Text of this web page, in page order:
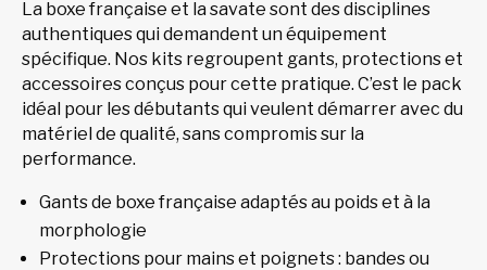
La boxe française et la savate sont des disciplines
authentiques qui demandent un équipement
spécifique. Nos kits regroupent gants, protections et
accessoires conçus pour cette pratique. C’est le pack
idéal pour les débutants qui veulent démarrer avec du
matériel de qualité, sans compromis sur la
performance.
Gants de boxe française adaptés au poids et à la
morphologie
Protections pour mains et poignets : bandes ou